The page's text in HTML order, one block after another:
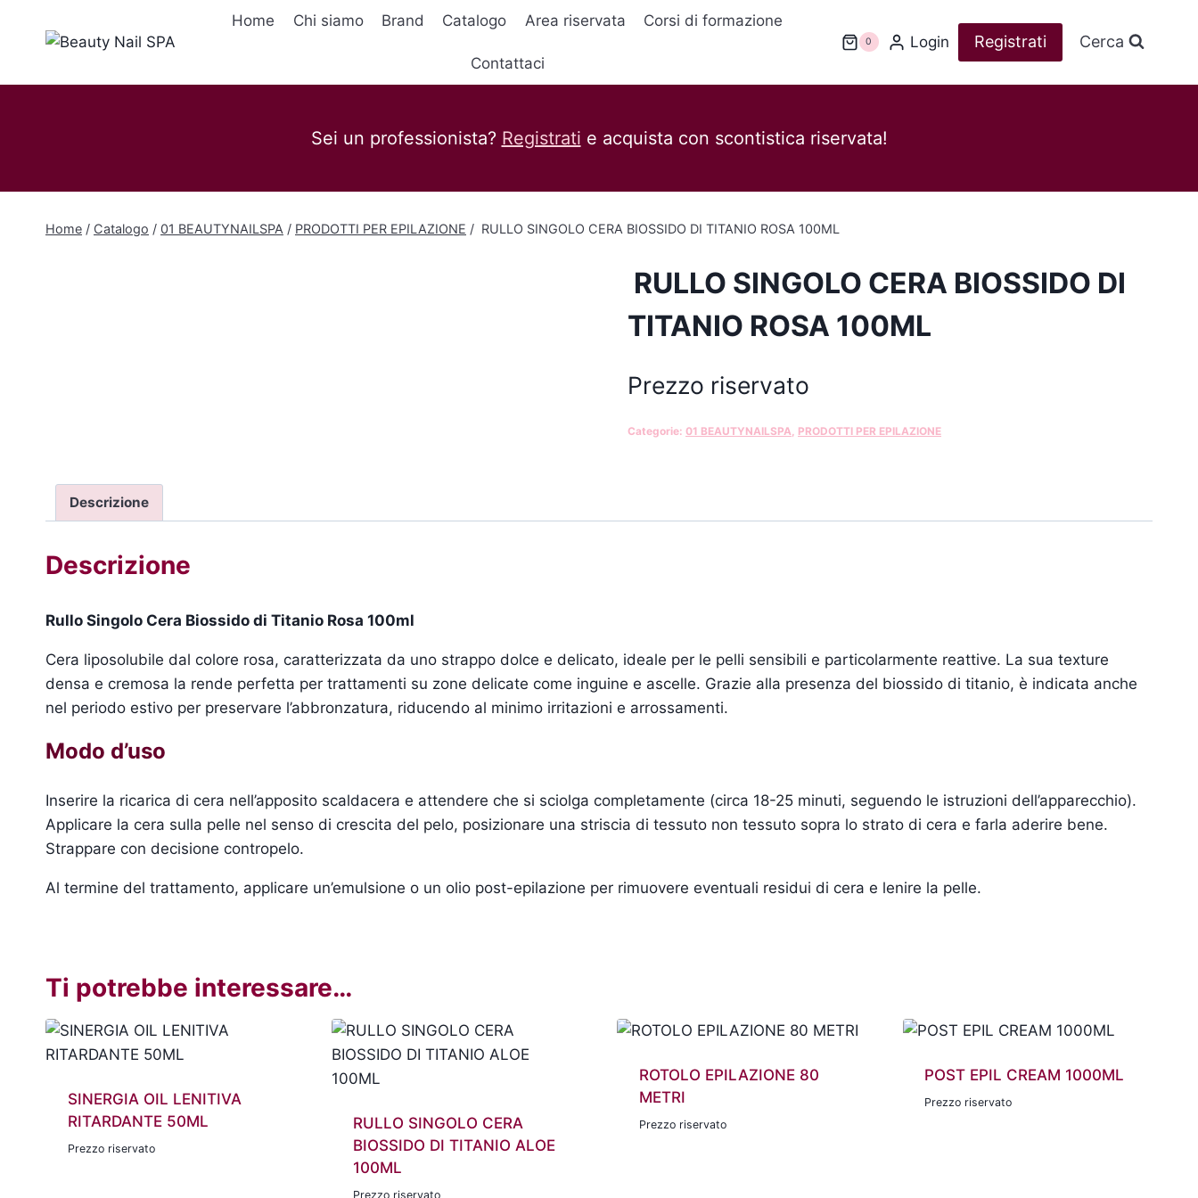
Home Chi siamo Brand Catalogo Area riservata Corsi di formazione
Contattaci
0 Login Registrati Cerca
Sei un professionista? Registrati e acquista con scontistica riservata!
Home / Catalogo / 01 BEAUTYNAILSPA / PRODOTTI PER EPILAZIONE / RULLO SINGOLO CERA BIOSSIDO DI TITANIO ROSA 100ML
RULLO SINGOLO CERA BIOSSIDO DI
TITANIO ROSA 100ML
Prezzo riservato
Categorie: 01 BEAUTYNAILSPA, PRODOTTI PER EPILAZIONE
Descrizione
Descrizione
Rullo Singolo Cera Biossido di Titanio Rosa 100ml
Cera liposolubile dal colore rosa, caratterizzata da uno strappo dolce e delicato, ideale per le pelli sensibili e particolarmente reattive. La sua texture
densa e cremosa la rende perfetta per trattamenti su zone delicate come inguine e ascelle. Grazie alla presenza del biossido di titanio, è indicata anche
nel periodo estivo per preservare l’abbronzatura, riducendo al minimo irritazioni e arrossamenti.
Modo d’uso
Inserire la ricarica di cera nell’apposito scaldacera e attendere che si sciolga completamente (circa 18-25 minuti, seguendo le istruzioni dell’apparecchio).
Applicare la cera sulla pelle nel senso di crescita del pelo, posizionare una striscia di tessuto non tessuto sopra lo strato di cera e farla aderire bene.
Strappare con decisione contropelo.
Al termine del trattamento, applicare un’emulsione o un olio post-epilazione per rimuovere eventuali residui di cera e lenire la pelle.
Ti potrebbe interessare…
SINERGIA OIL LENITIVA
RITARDANTE 50ML
Prezzo riservato
RULLO SINGOLO CERA
BIOSSIDO DI TITANIO ALOE
100ML
Prezzo riservato
ROTOLO EPILAZIONE 80
METRI
Prezzo riservato
POST EPIL CREAM 1000ML
Prezzo riservato